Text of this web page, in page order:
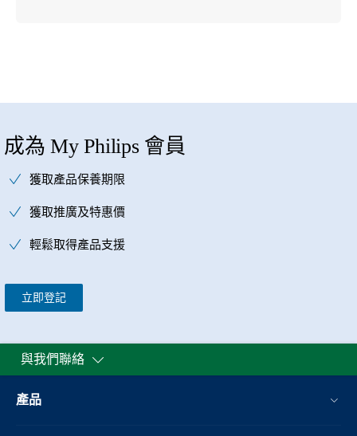
成為 My Philips 會員
獲取產品保養期限
獲取推廣及特惠價
輕鬆取得產品支援
立即登記
與我們聯絡
產品